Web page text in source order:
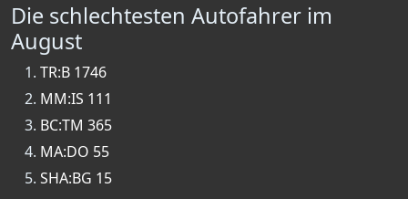
Die schlechtesten Autofahrer im
August
TR:B 1746
MM:IS 111
BC:TM 365
MA:DO 55
SHA:BG 15